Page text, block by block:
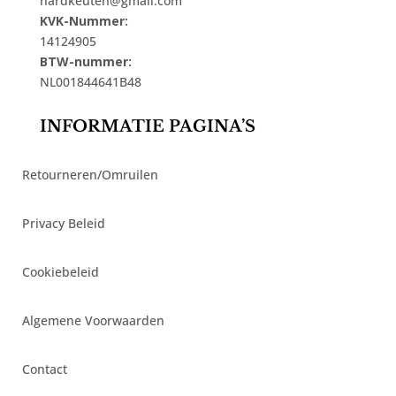
KVK-Nummer:
14124905
BTW-nummer:
NL001844641B48
INFORMATIE PAGINA’S
Retourneren/Omruilen
Privacy Beleid
Cookiebeleid
Algemene Voorwaarden
Contact